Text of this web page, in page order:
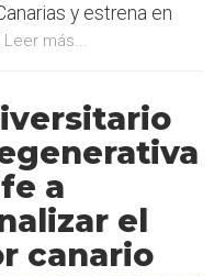
y estrena en
Leer más...
a
el
canario